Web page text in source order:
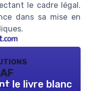
le cadre légal.
dans sa mise en
le livre blanc